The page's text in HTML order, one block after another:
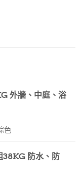
外牆、中庭、浴
色
38KG 防水、防